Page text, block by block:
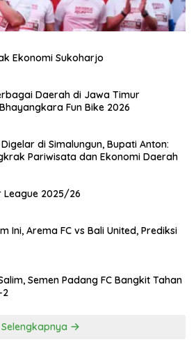
Ekonomi Sukoharjo
Daerah di Jawa Timur
Fun Bike 2026
di Simalungun, Bupati Anton:
Pariwisata dan Ekonomi Daerah
League 2025/26
Ini, Arema FC vs Bali United, Prediksi
Semen Padang FC Bangkit Tahan
2
Selengkapnya